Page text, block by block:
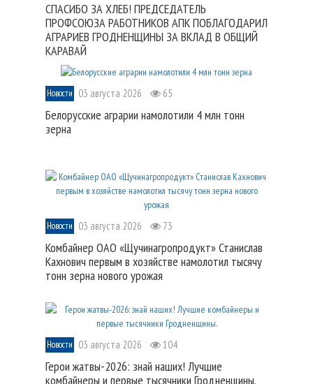
СПАСИБО ЗА ХЛЕБ! ПРЕДСЕДАТЕЛЬ
ПРОФСОЮЗА РАБОТНИКОВ АПК ПОБЛАГОДАРИЛ
АГРАРИЕВ ГРОДНЕНЩИНЫ ЗА ВКЛАД В ОБЩИЙ
КАРАВАЙ
Новости 03 августа 2026 65
Белорусские аграрии намолотили 4 млн тонн
зерна
Новости 03 августа 2026 73
Комбайнер ОАО «Щучинагропродукт» Станислав
Кахнович первым в хозяйстве намолотил тысячу
тонн зерна нового урожая
Новости 03 августа 2026 104
Герои жатвы-2026: знай наших! Лучшие
комбайнеры и первые тысячники Гродненщины.